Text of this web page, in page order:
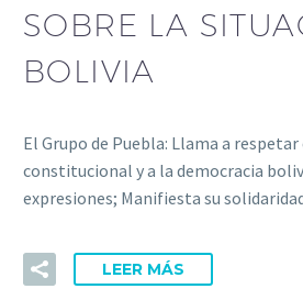
SOBRE LA
BOLIVIA
El Grupo de Puebla: Llama a
constitucional y a la democracia
expresiones; Manifiesta su
LEER MÁS